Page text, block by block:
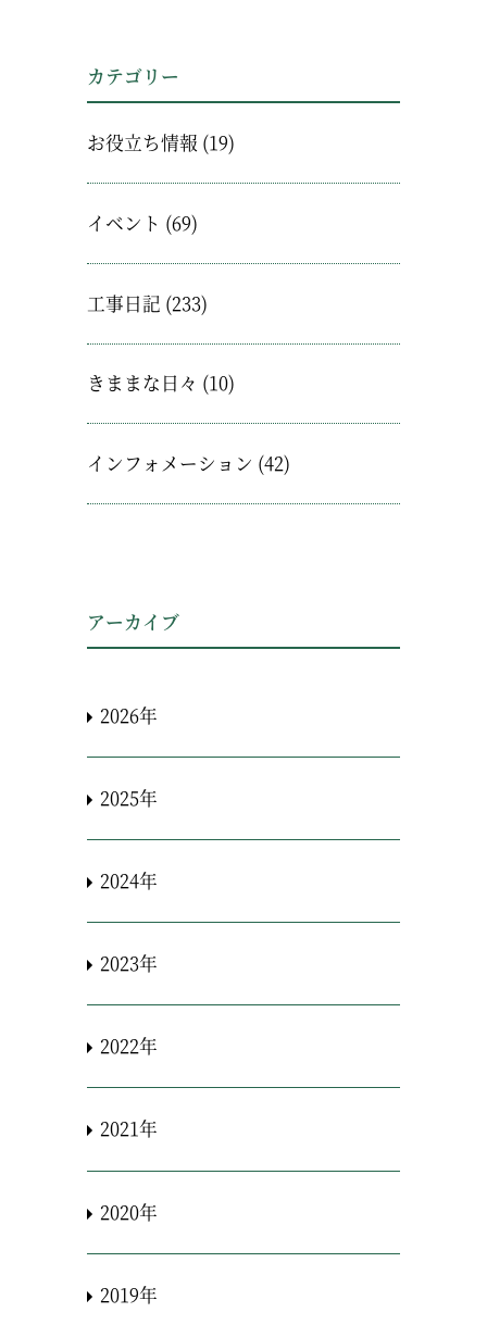
カテゴリー
お役立ち情報 (19)
イベント (69)
工事日記 (233)
きままな日々 (10)
インフォメーション (42)
アーカイブ
2026年
2025年
2024年
2023年
2022年
2021年
2020年
2019年